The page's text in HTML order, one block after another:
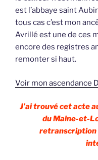
est l’abbaye saint
tous cas c’est mon
Avrillé est une de ces
encore des registres
remonter si haut.
Voir mon ascendance
J’ai trouvé cet acte
du Maine-et-
retranscription